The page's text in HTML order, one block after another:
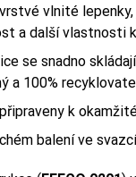
vlnité
a další vlastnosti
se snadno
a 100%
k
balení ve